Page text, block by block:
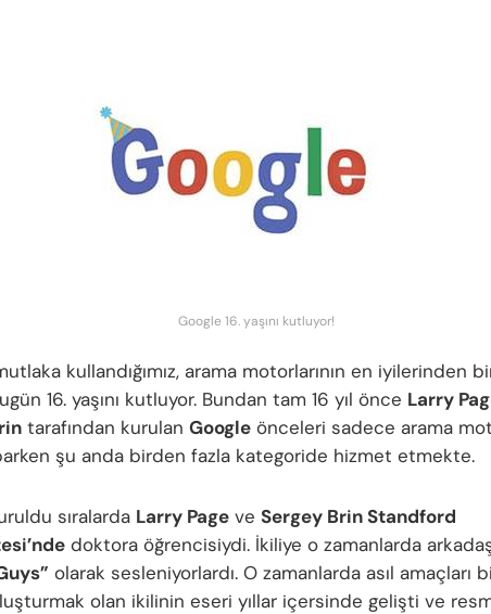
Google 16. yaşını kutluyor!
kullandığımız, arama motorlarının en iyilerinden
16. yaşını kutluyor. Bundan tam 16 yıl önce Larry
tarafından kurulan Google önceleri sadece arama
şu anda birden fazla kategoride hizmet etmekte.
sıralarda Larry Page ve Sergey Brin Standford
doktora öğrencisiydi. İkiliye o zamanlarda
olarak sesleniyorlardı. O zamanlarda asıl amaçları
olan ikilinin eseri yıllar içersinde gelişti ve